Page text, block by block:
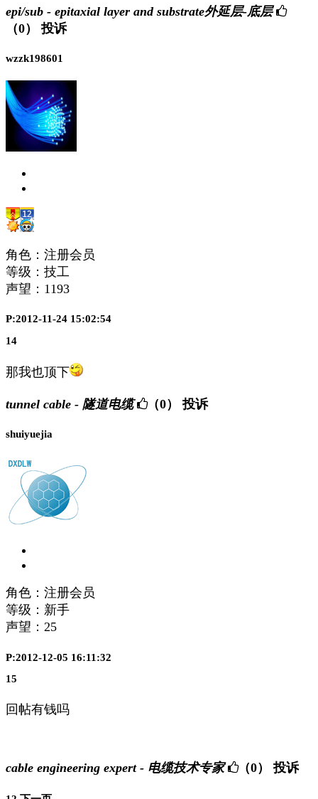
epi/sub - epitaxial layer and substrate外延层-底层
（0）
投诉
wzzk198601
角色：注册会员
等级：技工
声望： 1193
P:2012-11-24 15:02:54
14
那我也顶下
tunnel cable - 隧道电缆 （0） 投诉
shuiyuejia
角色：注册会员
等级：新手
声望： 25
P:2012-12-05 16:11:32
15
回帖有钱吗
cable engineering expert - 电缆技术专家 （0） 投诉